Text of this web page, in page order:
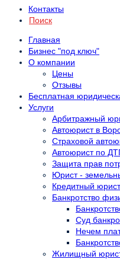
Контакты
Поиск
Главная
Бизнес "под ключ"
О компании
Цены
Отзывы
Бесплатная
Услуги
Арбитражный
Автоюрист в
Страховой
Автоюрист по
Защита прав
Юрист -
Кредитный
Банкротство
Суд
Нечем
Жилищный